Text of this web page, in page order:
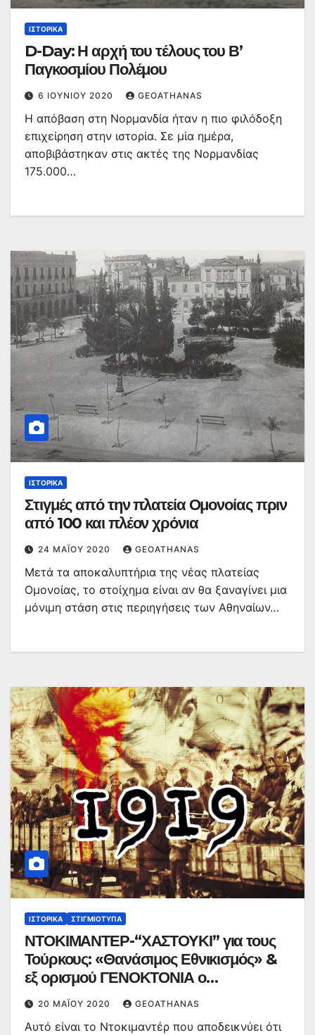
ΙΣΤΟΡΙΚΆ
D-Day: Η αρχή του τέλους του Β’
Παγκοσμίου Πολέμου
6 ΙΟΥΝΊΟΥ 2020 GEOATHANAS
Η απόβαση στη Νορμανδία ήταν η πιο φιλόδοξη
επιχείρηση στην ιστορία. Σε μία ημέρα,
αποβιβάστηκαν στις ακτές της Νορμανδίας
175.000…
ΙΣΤΟΡΙΚΆ
Στιγμές από την πλατεία Ομονοίας πριν
από 100 και πλέον χρόνια
24 ΜΑΪ́ΟΥ 2020 GEOATHANAS
Μετά τα αποκαλυπτήρια της νέας πλατείας
Ομονοίας, το στοίχημα είναι αν θα ξαναγίνει μια
μόνιμη στάση στις περιηγήσεις των Αθηναίων…
ΙΣΤΟΡΙΚΆ ΣΤΙΓΜΙΌΤΥΠΑ
ΝΤΟΚΙΜΑΝΤΕΡ-“ΧΑΣΤΟΥΚΙ” για τους
Τούρκους: «Θανάσιμος Εθνικισμός» &
εξ ορισμού ΓΕΝΟΚΤΟΝΙΑ ο
κατάπτυστος απολογισμός των
Τούρκων…(ΒΙΝΤΕΟ)
20 ΜΑΪ́ΟΥ 2020 GEOATHANAS
Αυτό είναι το Ντοκιμαντέρ που αποδεικνύει ότι